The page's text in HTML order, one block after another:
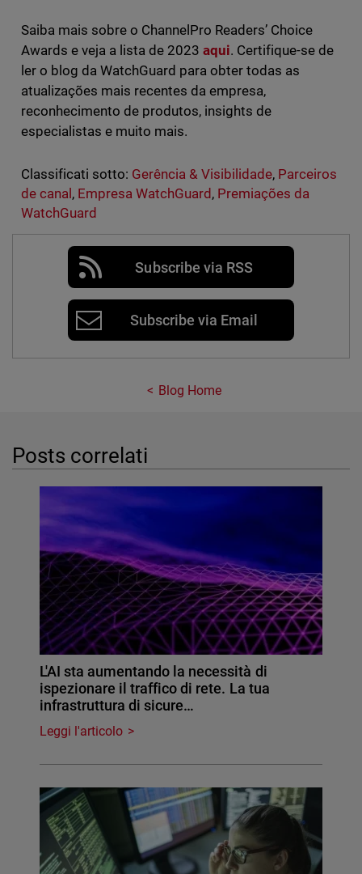
Saiba mais sobre o ChannelPro Readers’ Choice
Awards e veja a lista de 2023 aqui. Certifique-se de
ler o blog da WatchGuard para obter todas as
atualizações mais recentes da empresa,
reconhecimento de produtos, insights de
especialistas e muito mais.
Classificati sotto: Gerência & Visibilidade, Parceiros
de canal , Empresa WatchGuard , Premiações da
WatchGuard
Subscribe via RSS
Subscribe via Email
Blog Home
Posts correlati
L'AI sta aumentando la necessità di
ispezionare il traffico di rete. La tua
infrastruttura di sicure…
Leggi l'articolo